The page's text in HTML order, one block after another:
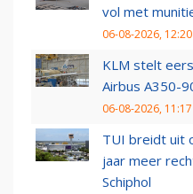
vol met
06-08-2026, 12:20
KLM stelt
Airbus A350-
06-08-2026, 11:17
TUI breidt uit
jaar meer
Schiphol